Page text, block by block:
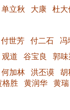
单立秋 大康 杜大
付世芳 付二石 冯
观道 谷宝良 郭味
何加林 洪丕谟 胡
格胜
黄润华 黄瑞